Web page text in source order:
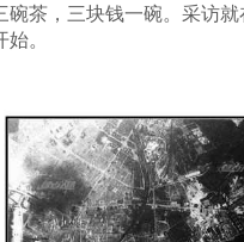
碗茶，三块钱一碗。采访
。